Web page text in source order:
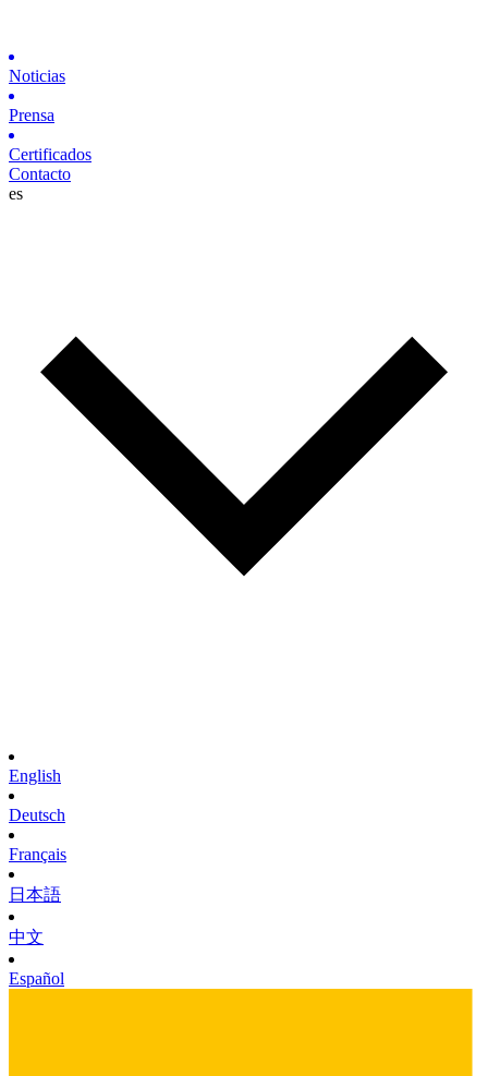
Noticias
Prensa
Certificados
Contacto
es
English
Deutsch
Français
日本語
中文
Español